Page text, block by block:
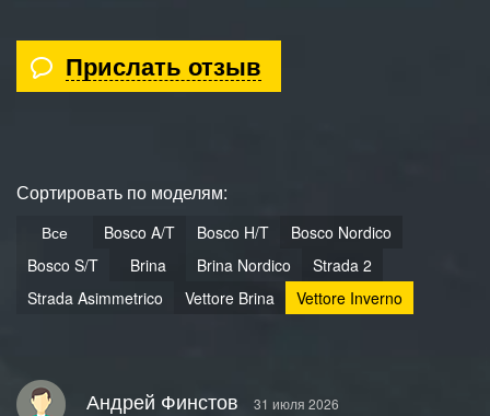
Прислать отзыв
Сортировать по моделям:
Все Bosco A/T Bosco H/T
Bosco Nordico
Bosco S/T
Brina Brina Nordico
Strada 2
Strada Asimmetrico
Vettore Brina Vettore Inverno
Андрей Финстов 31 июля 2026